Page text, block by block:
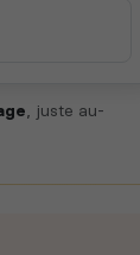
, juste au-